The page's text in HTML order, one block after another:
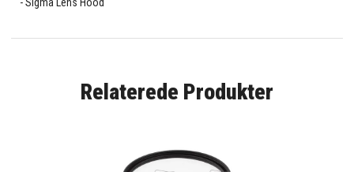
Relaterede Produkter